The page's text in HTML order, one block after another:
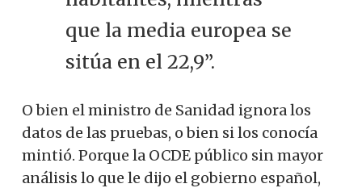
que la media europea se
sitúa en el 22,9”.
O bien el ministro de Sanidad ignora los
datos de las pruebas, o bien si los conocía
mintió. Porque la OCDE público sin mayor
análisis lo que le dijo el gobierno español,